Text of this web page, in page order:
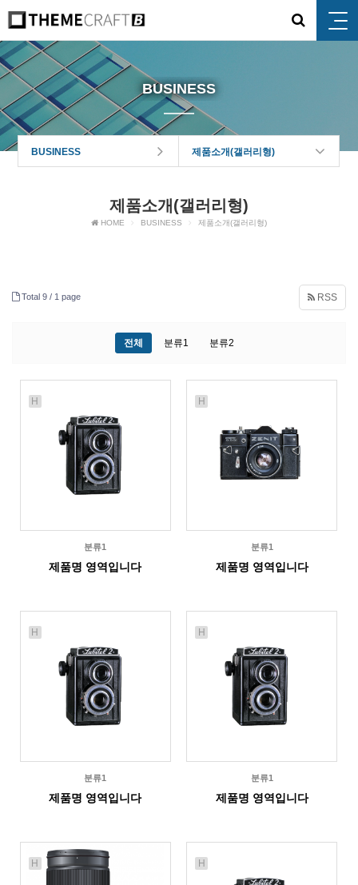
BUSINESS
BUSINESS 제품소개(갤러리형)
제품소개(갤러리형)
HOME BUSINESS 제품소개(갤러리형)
Total 9 / 1 page RSS
전체 분류1 분류2
H
분류1
제품명 영역입니다
H
분류1
제품명 영역입니다
H
분류1
제품명 영역입니다
H
분류1
제품명 영역입니다
H H